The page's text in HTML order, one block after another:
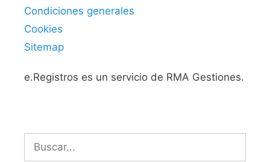
Condiciones generales
Cookies
Sitemap
e.Registros es un servicio de RMA Gestiones.
Buscar: